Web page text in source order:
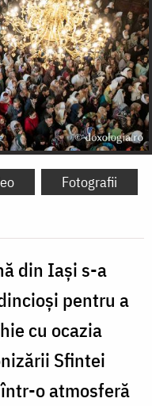
Fotografii
din Iași s-a
pentru a
cu ocazia
Sfintei
o atmosferă